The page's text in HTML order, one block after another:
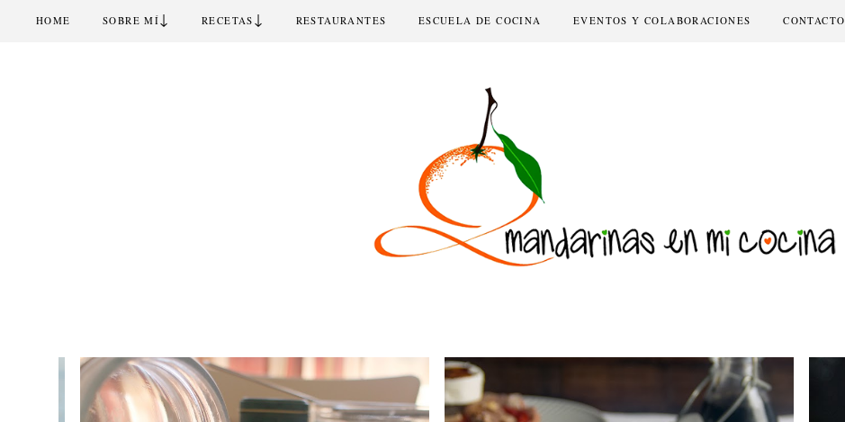
HOME SOBRE MÍ↓ RECETAS ↓ RESTAURANTES ESCUELA DE COCINA EVENTOS Y COLABORACIONES CONTACTO